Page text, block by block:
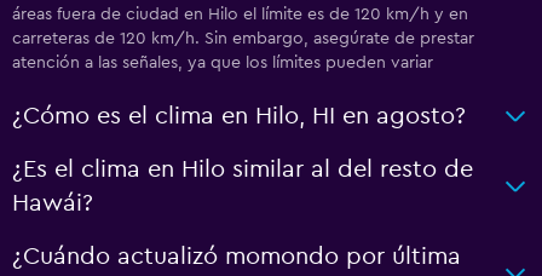
áreas fuera de ciudad en Hilo el límite es de 120 km/h y en
carreteras de 120 km/h. Sin embargo, asegúrate de prestar
atención a las señales, ya que los límites pueden variar
¿Cómo es el clima en Hilo, HI en agosto?
¿Es el clima en Hilo similar al del resto de
Hawái?
¿Cuándo actualizó momondo por última